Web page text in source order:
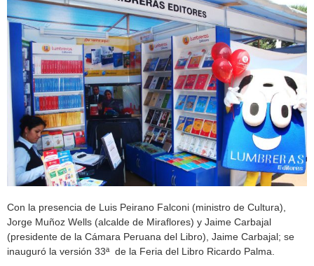
Con la presencia de Luis Peirano Falconi (ministro de Cultura),
Jorge Muñoz Wells (alcalde de Miraflores) y Jaime Carbajal
(presidente de la Cámara Peruana del Libro), Jaime Carbajal; se
inauguró la versión 33ª de la Feria del Libro Ricardo Palma.